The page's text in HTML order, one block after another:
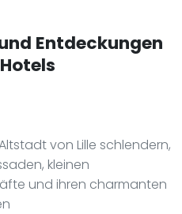
Entdeckungen
von Lille schlendern,
kleinen
und ihren charmanten